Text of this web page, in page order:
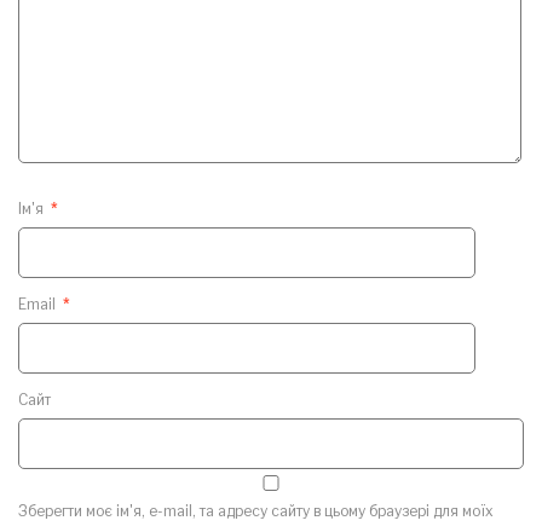
Ім'я *
Email *
Сайт
Зберегти моє ім'я, e-mail, та адресу сайту в цьому браузері для моїх